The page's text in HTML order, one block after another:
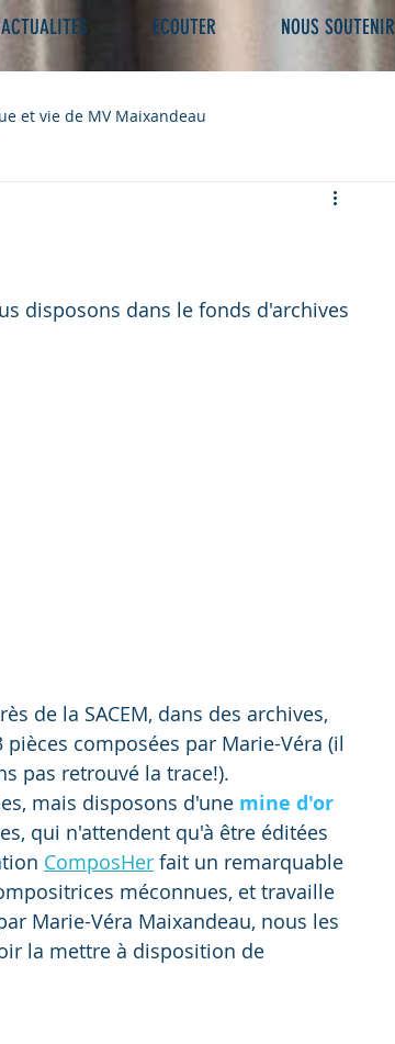
ACTUALITES ECOUTER NOUS SOUTENIR
et vie de MV Maixandeau
disposons dans le fonds d'archives
de la SACEM, dans des archives,
composées par Marie-Véra (il
pas retrouvé la trace!).
mais disposons d'une mine d'or
qui n'attendent qu'à être éditées
ComposHer fait un remarquable
méconnues, et travaille
Marie-Véra Maixandeau, nous les
la mettre à disposition de